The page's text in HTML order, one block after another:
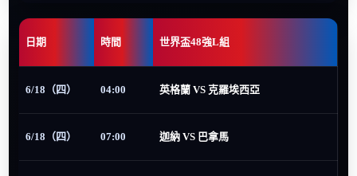
日期 時間 世界盃48強L組
6/18（四） 04:00 英格蘭 VS 克羅埃西亞
6/18（四） 07:00 迦納 VS 巴拿馬